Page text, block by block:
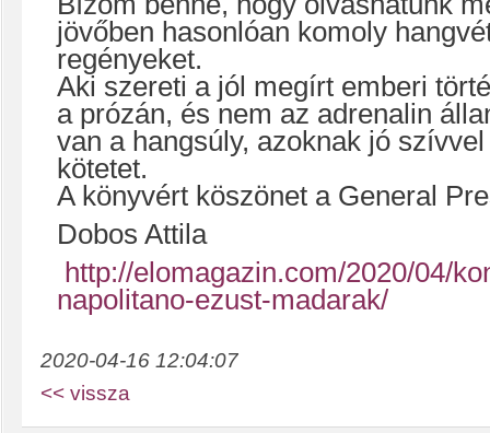
jövőben hasonlóan komoly
regényeket.
Aki szereti a jól megírt emberi
a prózán, és nem az adrenalin
van a hangsúly, azoknak jó
kötetet.
A könyvért köszönet a General
Dobos Attila
http://elomagazin.com/2020/04/
napolitano-ezust-madarak/
2020-04-16 12:04:07
<< vissza